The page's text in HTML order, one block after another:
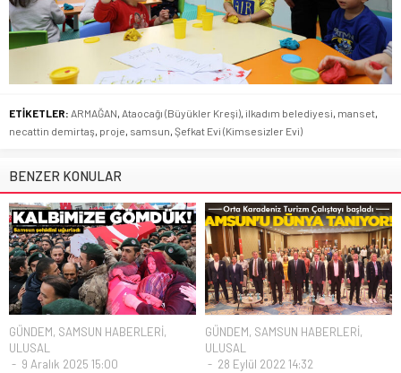
ETİKETLER: ARMAĞAN, Ataocağı (Büyükler Kreşi), ilkadım belediyesi, manset,
necattin demirtaş, proje, samsun, Şefkat Evi (Kimsesizler Evi)
BENZER KONULAR
GÜNDEM, SAMSUN HABERLERİ,
ULUSAL
9 Aralık 2025 15:00
GÜNDEM, SAMSUN HABERLERİ,
ULUSAL
28 Eylül 2022 14:32